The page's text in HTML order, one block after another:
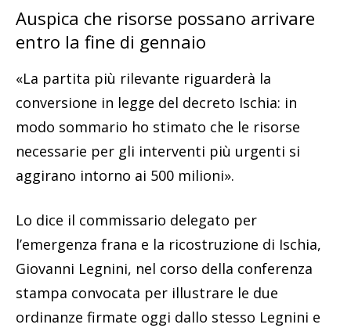
Auspica che risorse possano arrivare
entro la fine di gennaio
«La partita più rilevante riguarderà la
conversione in legge del decreto Ischia: in
modo sommario ho stimato che le risorse
necessarie per gli interventi più urgenti si
aggirano intorno ai 500 milioni».
Lo dice il commissario delegato per
l’emergenza frana e la ricostruzione di Ischia,
Giovanni Legnini, nel corso della conferenza
stampa convocata per illustrare le due
ordinanze firmate oggi dallo stesso Legnini e